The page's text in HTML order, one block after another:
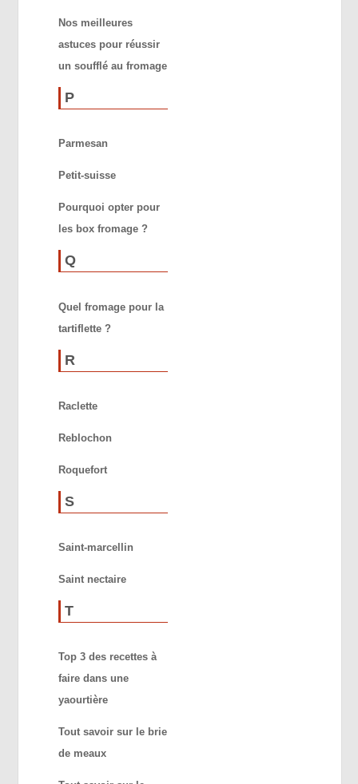
Nos meilleures
astuces pour réussir
un soufflé au fromage
P
Parmesan
Petit-suisse
Pourquoi opter pour
les box fromage ?
Q
Quel fromage pour la
tartiflette ?
R
Raclette
Reblochon
Roquefort
S
Saint-marcellin
Saint nectaire
T
Top 3 des recettes à
faire dans une
yaourtière
Tout savoir sur le brie
de meaux